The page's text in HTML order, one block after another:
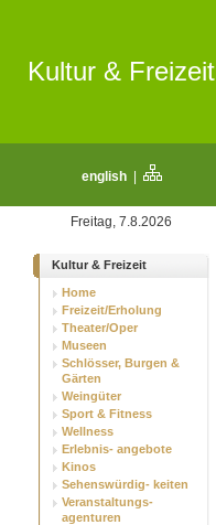
Kultur & Freizeit
english|
Freitag, 7.8.2026
Kultur & Freizeit
Home
Freizeit/Erholung
Theater/Oper
Museen
Schlösser, Burgen &
Gärten
Weingüter
Sport & Fitness
Wellness
Erlebnis- angebote
Kinos
Sehenswürdig- keiten
Veranstaltungs-
agenturen